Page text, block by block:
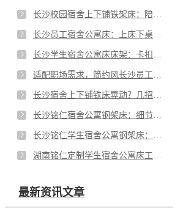
最新资讯文章